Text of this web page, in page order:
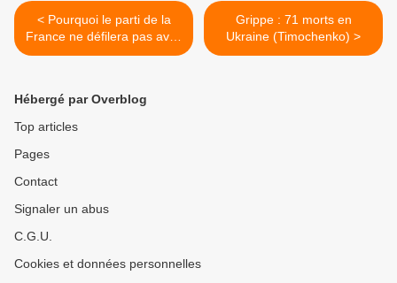
< Pourquoi le parti de la
France ne défilera pas avec
les socialistes et les imams
Grippe : 71 morts en
Ukraine (Timochenko) >
Hébergé par Overblog
Top articles
Pages
Contact
Signaler un abus
C.G.U.
Cookies et données personnelles